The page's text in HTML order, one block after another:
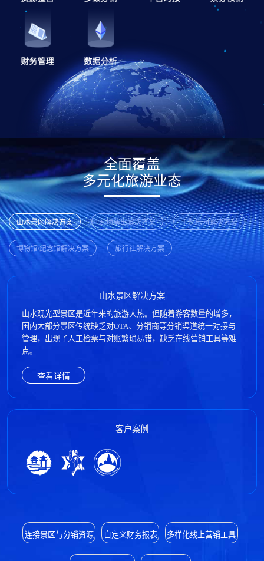
全面覆盖
多元化旅游业态
山水景区解决方案 剧场演出解决方案 主题乐园解决方案
博物馆/纪念馆解决方案 旅行社解决方案
山水景区解决方案
山水观光型景区是近年来的旅游大热。但随着游客数量的增多，
国内大部分景区传统缺乏对OTA、分销商等分销渠道统一对接与
管理，出现了人工检票与对账繁琐易错，缺乏在线营销工具等难
点。
查看详情
客户案例
连接景区与分销资源 自定义财务报表 多样化线上营销工具